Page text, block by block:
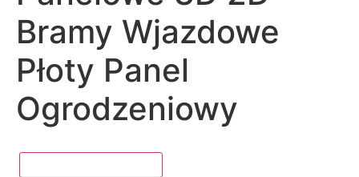
Bramy Wjazdowe
Płoty Panel
Ogrodzeniowy